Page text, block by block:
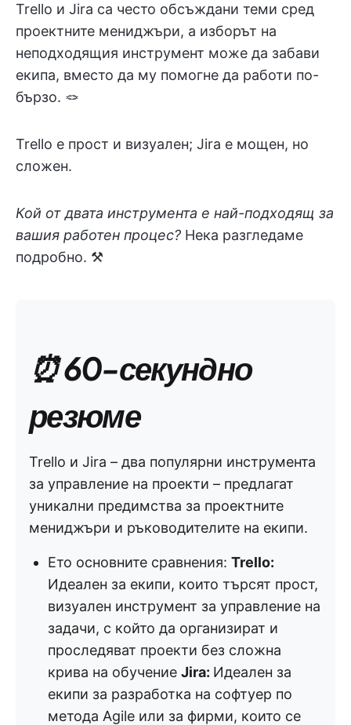
Trello и Jira са често обсъждани теми сред
проектните мениджъри, а изборът на
неподходящия инструмент може да забави
екипа, вместо да му помогне да работи по-
бързо. 🪢
Trello е прост и визуален; Jira е мощен, но
сложен.
Кой от двата инструмента е най-подходящ за
вашия работен процес? Нека разгледаме
подробно. ⚒️
⏰ 60-секундно
резюме
Trello и Jira – два популярни инструмента
за управление на проекти – предлагат
уникални предимства за проектните
мениджъри и ръководителите на екипи.
Ето основните сравнения: Trello:
Идеален за екипи, които търсят прост,
визуален инструмент за управление на
задачи, с който да организират и
проследяват проекти без сложна
крива на обучение Jira: Идеален за
екипи за разработка на софтуер по
метода Agile или за фирми, които се